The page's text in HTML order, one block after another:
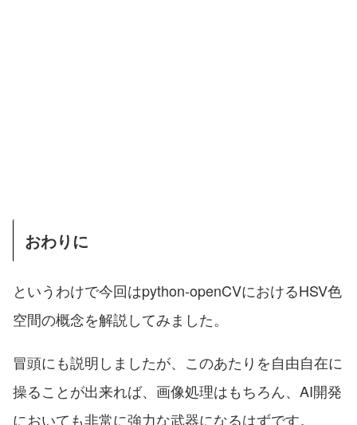
おわりに
というわけで今回はpython-openCVにおけるHSV色
空間の概念を解説してみました。
冒頭にも説明しましたが、このあたりを自由自在に
操ることが出来れば、画像処理はもちろん、AI開発
においても非常に強力な武器になるはずです。